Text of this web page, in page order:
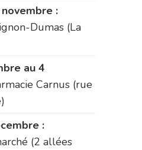
:
Dumas (La
au 4
Carnus (rue
:
(2 allées